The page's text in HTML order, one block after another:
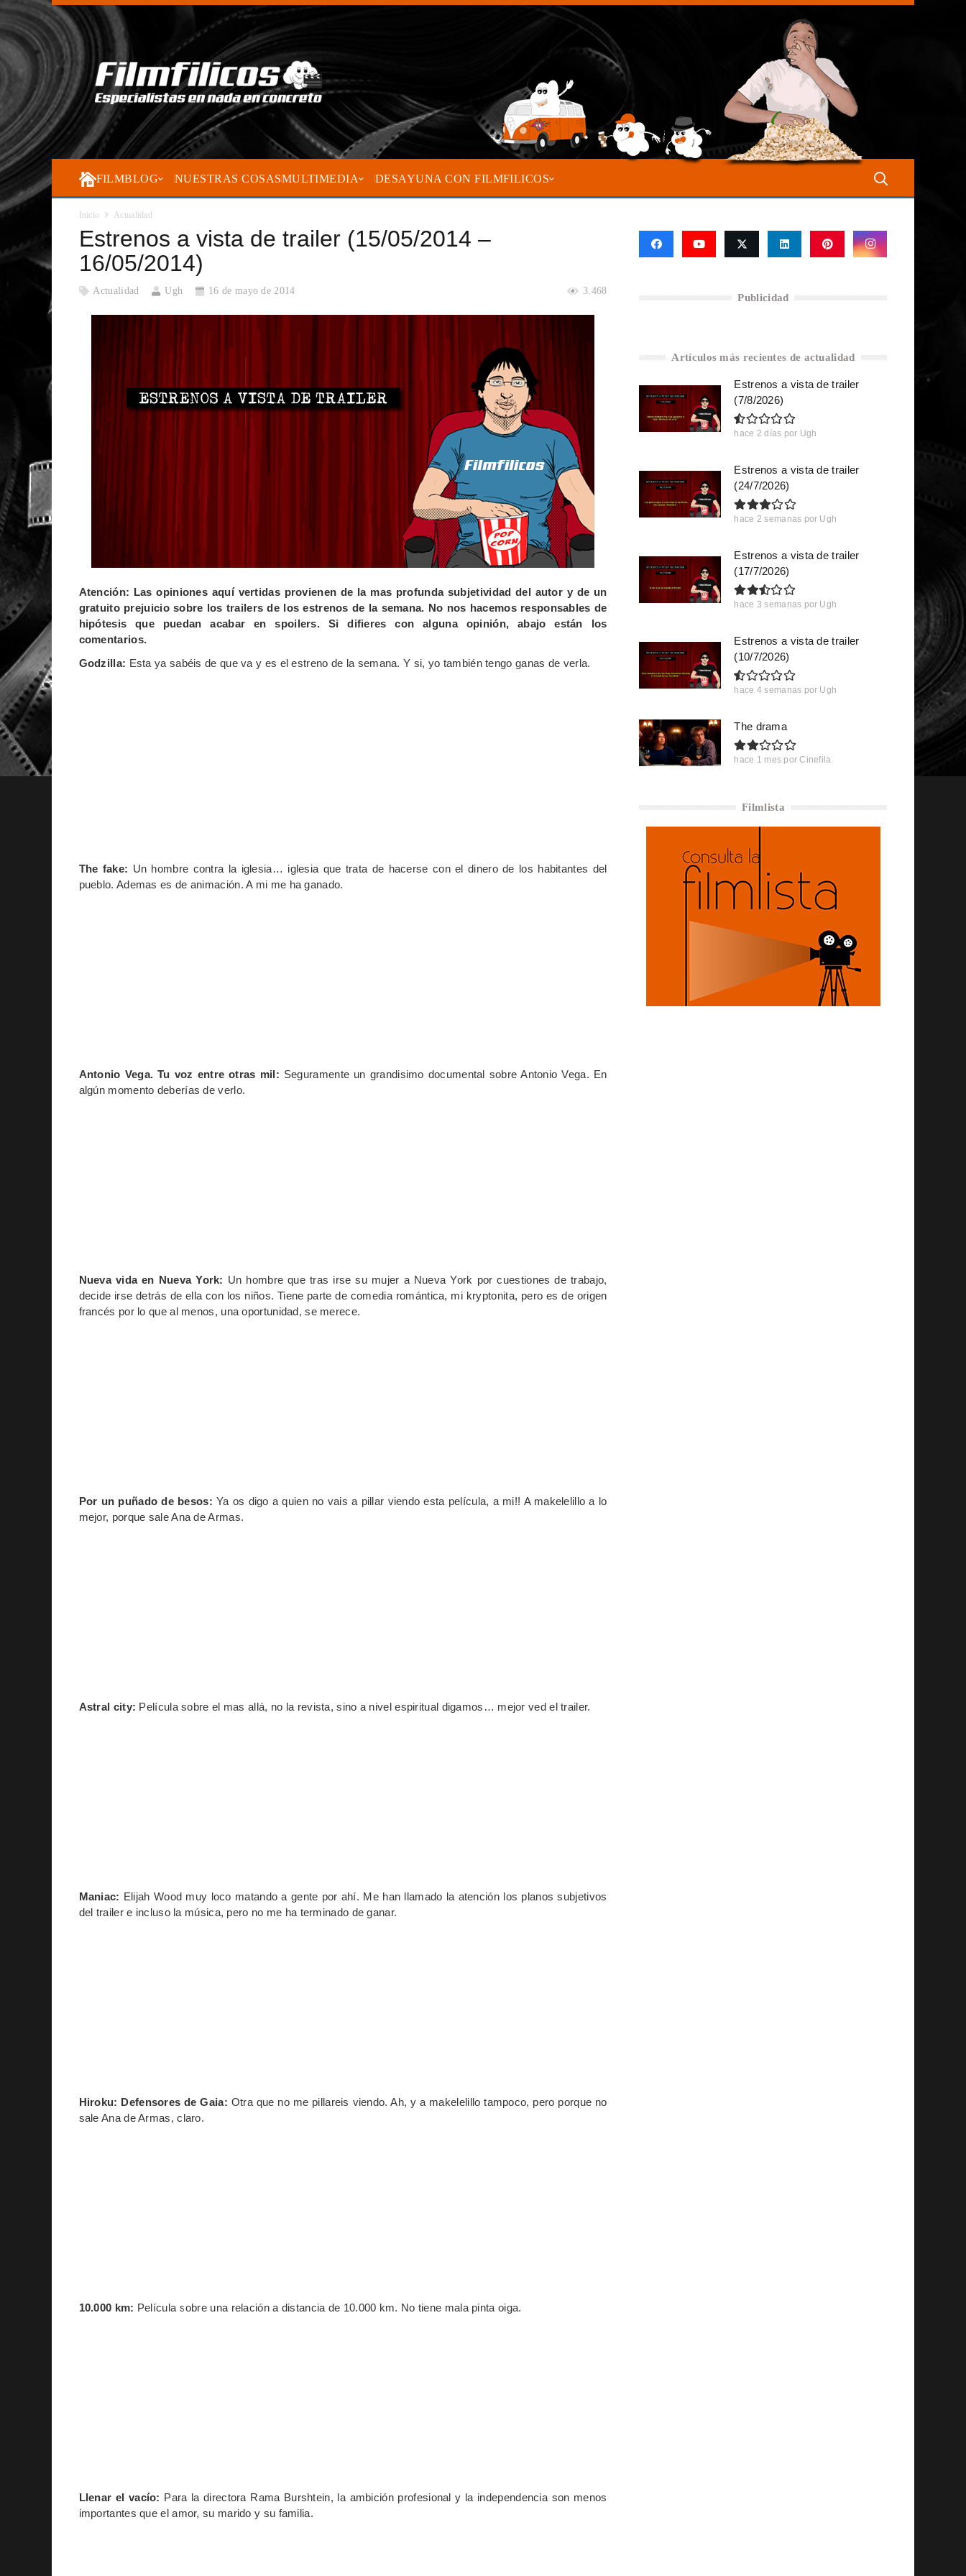
FILMBLOG NUESTRAS COSASMULTIMEDIA DESAYUNA CON FILMFILICOS
Inicio Actualidad
Estrenos a vista de trailer (15/05/2014 –
16/05/2014)
Actualidad Ugh 16 de mayo de 2014 3.468
Atención: Las opiniones aquí vertidas provienen de la mas profunda subjetividad del autor y de un
gratuito prejuicio sobre los trailers de los estrenos de la semana. No nos hacemos responsables de
hipótesis que puedan acabar en spoilers. Si difieres con alguna opinión, abajo están los
comentarios.
Godzilla: Esta ya sabéis de que va y es el estreno de la semana. Y si, yo también tengo ganas de verla.
The fake: Un hombre contra la iglesia… iglesia que trata de hacerse con el dinero de los habitantes del
pueblo. Ademas es de animación. A mi me ha ganado.
Antonio Vega. Tu voz entre otras mil: Seguramente un grandisimo documental sobre Antonio Vega. En
algún momento deberías de verlo.
Nueva vida en Nueva York: Un hombre que tras irse su mujer a Nueva York por cuestiones de trabajo,
decide irse detrás de ella con los niños. Tiene parte de comedia romántica, mi kryptonita, pero es de origen
francés por lo que al menos, una oportunidad, se merece.
Por un puñado de besos: Ya os digo a quien no vais a pillar viendo esta película, a mi!! A makelelillo a lo
mejor, porque sale Ana de Armas.
Astral city: Película sobre el mas allá, no la revista, sino a nivel espiritual digamos… mejor ved el trailer.
Maniac: Elijah Wood muy loco matando a gente por ahí. Me han llamado la atención los planos subjetivos
del trailer e incluso la música, pero no me ha terminado de ganar.
Hiroku: Defensores de Gaia: Otra que no me pillareis viendo. Ah, y a makelelillo tampoco, pero porque no
sale Ana de Armas, claro.
10.000 km: Película sobre una relación a distancia de 10.000 km. No tiene mala pinta oiga.
Llenar el vacío: Para la directora Rama Burshtein, la ambición profesional y la independencia son menos
importantes que el amor, su marido y su familia.
Publicidad
Artículos más recientes de actualidad
Estrenos a vista de trailer
(7/8/2026)
hace 2 días por Ugh
Estrenos a vista de trailer
(24/7/2026)
hace 2 semanas por Ugh
Estrenos a vista de trailer
(17/7/2026)
hace 3 semanas por Ugh
Estrenos a vista de trailer
(10/7/2026)
hace 4 semanas por Ugh
The drama
hace 1 mes por Cinefila
Filmlista